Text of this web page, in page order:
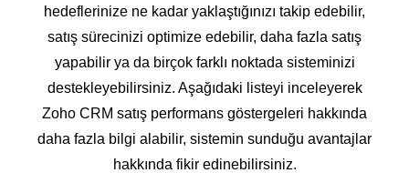
hedeflerinize ne kadar yaklaştığınızı takip edebilir,
satış sürecinizi optimize edebilir, daha fazla satış
yapabilir ya da birçok farklı noktada sisteminizi
destekleyebilirsiniz. Aşağıdaki listeyi inceleyerek
Zoho CRM satış performans göstergeleri hakkında
daha fazla bilgi alabilir, sistemin sunduğu avantajlar
hakkında fikir edinebilirsiniz.